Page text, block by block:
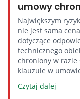
umowy
Największym
nie jest sama
dotyczące
technicznego
chroniony w razie
klauzule w
Czytaj dalej